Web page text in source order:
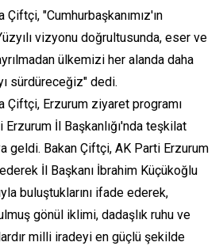
"Cumhurbaşkanımız'ın
vizyonu doğrultusunda, eser ve
ülkemizi her alanda daha
sürdüreceğiz" dedi.
Çiftçi, Erzurum ziyaret programı
İl Başkanlığı'nda teşkilat
geldi. Bakan Çiftçi, AK Parti Erzurum
İl Başkanı İbrahim Küçükoğlu
buluştuklarını ifade ederek,
gönül iklimi, dadaşlık ruhu ve
milli iradeyi en güçlü şekilde